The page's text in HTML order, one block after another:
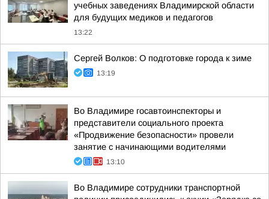
учебных заведениях Владимирской области
для будущих медиков и педагогов
13:22
Сергей Волков: О подготовке города к зиме
13:19
Во Владимире госавтоинспекторы и
представители социального проекта
«Продвижение безопасности» провели
занятие с начинающими водителями
13:10
Во Владимире сотрудники транспортной